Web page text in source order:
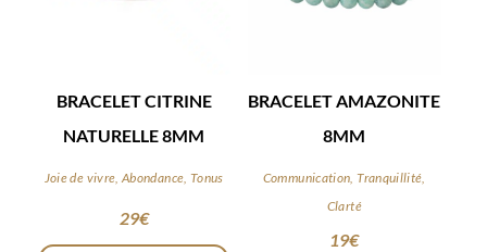
BRACELET CITRINE
NATURELLE 8MM
Joie de vivre, Abondance, Tonus
29€
BRACELET AMAZONITE
8MM
Communication, Tranquillité,
Clarté
19€